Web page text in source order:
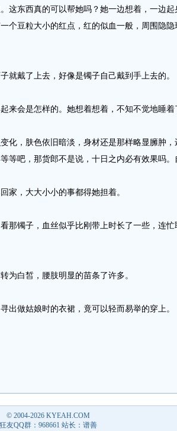
东西真的可以帮她吗？她一边想着，一边起
个豆粒大小的红点，红的似血一般，周围隐
戴了上去，好像是镯子自己戴到手上去的。
会是怎样的。她想着想着，不知不觉地睡着
，肤色依旧暗淡，身材还是那样略显臃肿，
等吧，那货郎不是说，十日之内必有效果吗。
，大大小小的事都得她担着。
镯子，血丝似乎比刚带上时长了一些，连忙
白皙，腰肢明显的苗条了许多。
做姑娘时的衣裙，竟可以轻而易举的穿上。
© 2004-2026 KYEAH.COM
狂友QQ群：968661 站长：谱善